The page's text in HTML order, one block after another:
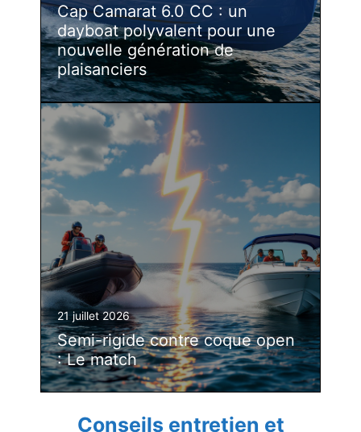
Cap Camarat 6.0 CC : un
dayboat polyvalent pour une
nouvelle génération de
plaisanciers
21 juillet 2026
Semi-rigide contre coque open
: Le match
Conseils entretien et